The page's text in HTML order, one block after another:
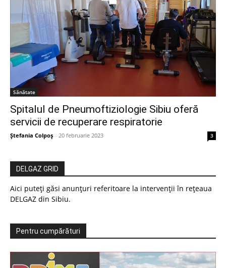
Sănătate
Spitalul de Pneumoftiziologie Sibiu oferă
servicii de recuperare respiratorie
Ștefania Colpoș - 20 februarie 2023 3
DELGAZ GRID
Aici puteți găsi anunțuri referitoare la intervenții în rețeaua
DELGAZ din Sibiu.
Pentru cumpărături